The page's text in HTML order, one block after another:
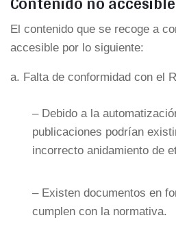
El contenido que se recoge a
accesible por lo siguiente:
a. Falta de conformidad con el
– Debido a la
publicaciones podrían
incorrecto anidamiento de
– Existen documentos en
cumplen con la normativa.